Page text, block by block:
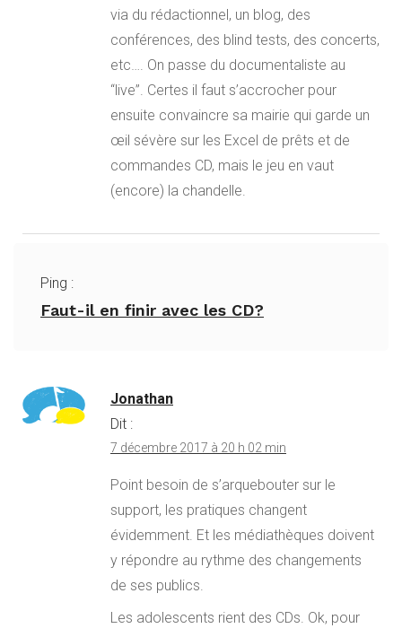
via du rédactionnel, un blog, des
conférences, des blind tests, des concerts,
etc…. On passe du documentaliste au
“live”. Certes il faut s’accrocher pour
ensuite convaincre sa mairie qui garde un
œil sévère sur les Excel de prêts et de
commandes CD, mais le jeu en vaut
(encore) la chandelle.
Ping :
Faut-il en finir avec les CD?
Jonathan
Dit :
7 décembre 2017 à 20 h 02 min
Point besoin de s’arquebouter sur le
support, les pratiques changent
évidemment. Et les médiathèques doivent
y répondre au rythme des changements
de ses publics.
Les adolescents rient des CDs. Ok, pour